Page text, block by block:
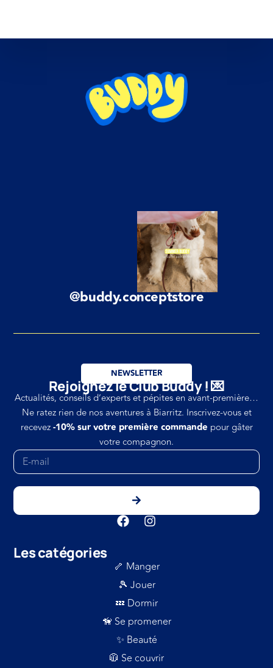
@buddy.conceptstore
Les catégories
🦴 Manger
🎾 Jouer
💤 Dormir
🦮 Se promener
✨ Beauté
🧥 Se couvrir
NEWSLETTER
Rejoignez le Club Buddy ! 💌
Actualités, conseils d’experts et pépites en avant-première…
Ne ratez rien de nos aventures à Biarritz. Inscrivez-vous et
recevez-10% sur votre première commande pour gâter
votre compagnon.